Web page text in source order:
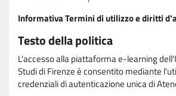
Informativa Termini di utilizzo e diritti
Testo della politica
L'accesso alla piattaforma e-learning
Studi di Firenze è consentito mediante
credenziali di autenticazione unica di